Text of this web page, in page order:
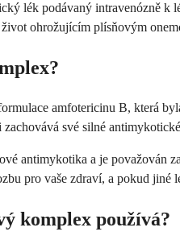
lék podávaný intravenózně k
ohrožujícím plísňovým
amfotericinu B, která
své silné
antimykotika a je považován
pro vaše zdraví, a pokud jiné
komplex používá?